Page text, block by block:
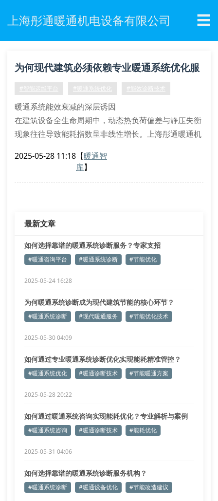
上海彤通暖通机电设备有限公司 ☰
为何现代建筑必须依赖专业暖通系统优化服
务？
#智能运维平台 #暖通系统优化 #能效诊断技术
暖通系统能效衰减的深层诱因
在建筑设备全生命周期中，动态热负荷偏差与静压失衡
现象往往导致能耗指数呈非线性增长。上海彤通暖通机
示踪检测法，可精准定位风道阻抗突变点和换热器结垢
针对
2025-05-28 11:18 【暖通智
库】
最新文章
如何选择靠谱的暖通系统诊断服务？专家支招
#暖通咨询平台 #暖通系统诊断 #节能优化
2025-05-24 16:28
为何暖通系统诊断成为现代建筑节能的核心环节？
#暖通系统诊断 #现代暖通服务 #节能优化技术
2025-05-30 04:09
如何通过专业暖通系统诊断优化实现能耗精准管控？
#暖通系统优化 #暖通诊断技术 #节能暖通方案
2025-05-28 20:22
如何通过暖通系统咨询实现能耗优化？专业解析与案例
实证
#暖通系统咨询 #暖通诊断技术 #能耗优化
2025-05-31 04:06
如何选择靠谱的暖通系统诊断服务机构？
#暖通系统诊断 #暖通设备优化 #节能改造建议